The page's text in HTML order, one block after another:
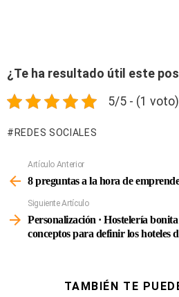
¿Te ha resultado útil este
5/5 - (1 voto)
REDES SOCIALES
Más
Artículo Anterior
8 preguntas a la hora de
Siguiente Artículo
Personalización · Hostelería
conceptos para definir los hoteles
TAMBIÉN TE